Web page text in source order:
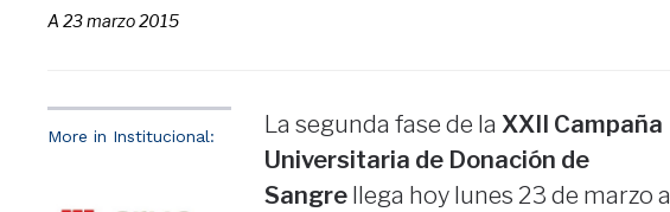
A23 marzo 2015
More in Institucional: La segunda fase de la XXII Campaña
Universitaria de Donación de
Sangrellega hoy lunes 23 de marzo a